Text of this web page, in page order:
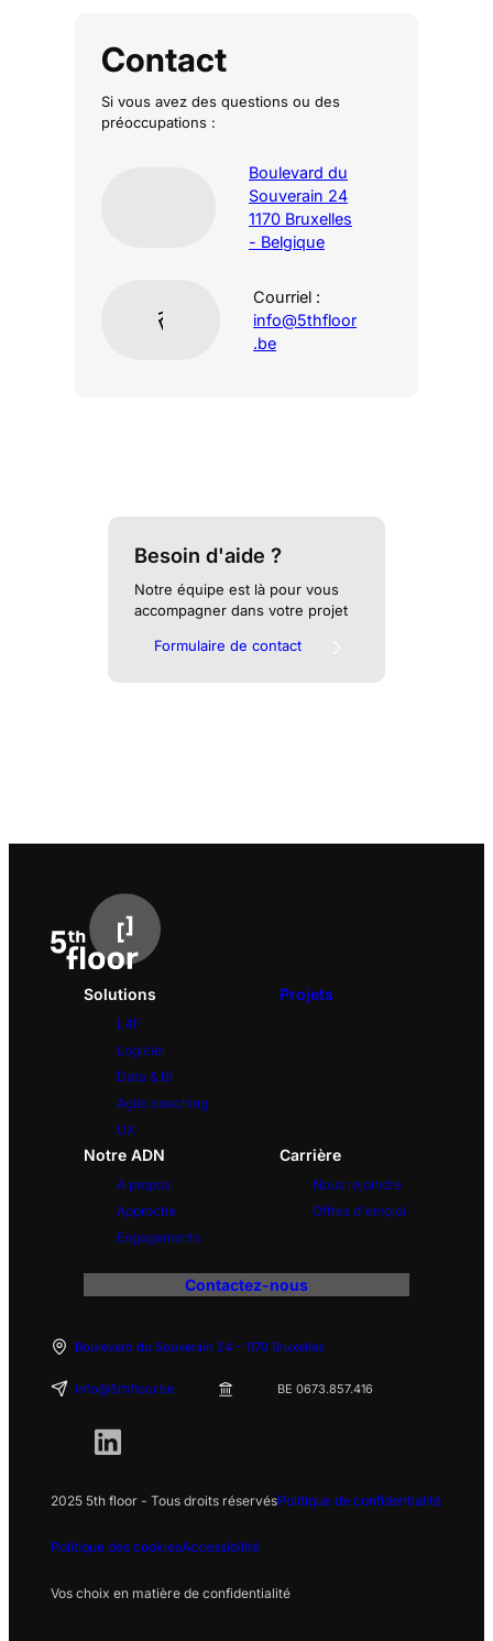
Contact
Si vous avez des questions ou des
préoccupations :
Boulevard du
Souverain 24
1170 Bruxelles
- Belgique
Courriel :
info@5thfloor
.be
Besoin d'aide ?
Notre équipe est là pour vous
accompagner dans votre projet
Formulaire de contact
Solutions
L4F
Logiciel
Data & BI
Agile coaching
UX
Projets
Notre ADN
A propos
Approche
Engagements
Carrière
Nous rejoindre
Offres d'emploi
Contactez-nous
Boulevard du Souverain 24 – 1170 Bruxelles
info@5thfloor.be BE 0673.857.416
2025 5th floor - Tous droits réservésPolitique de confidentialité
Politique des cookiesAccessibilité
Vos choix en matière de confidentialité